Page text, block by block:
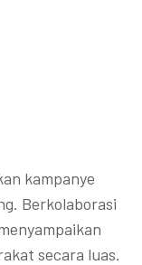
kampanye
Berkolaborasi
secara luas.